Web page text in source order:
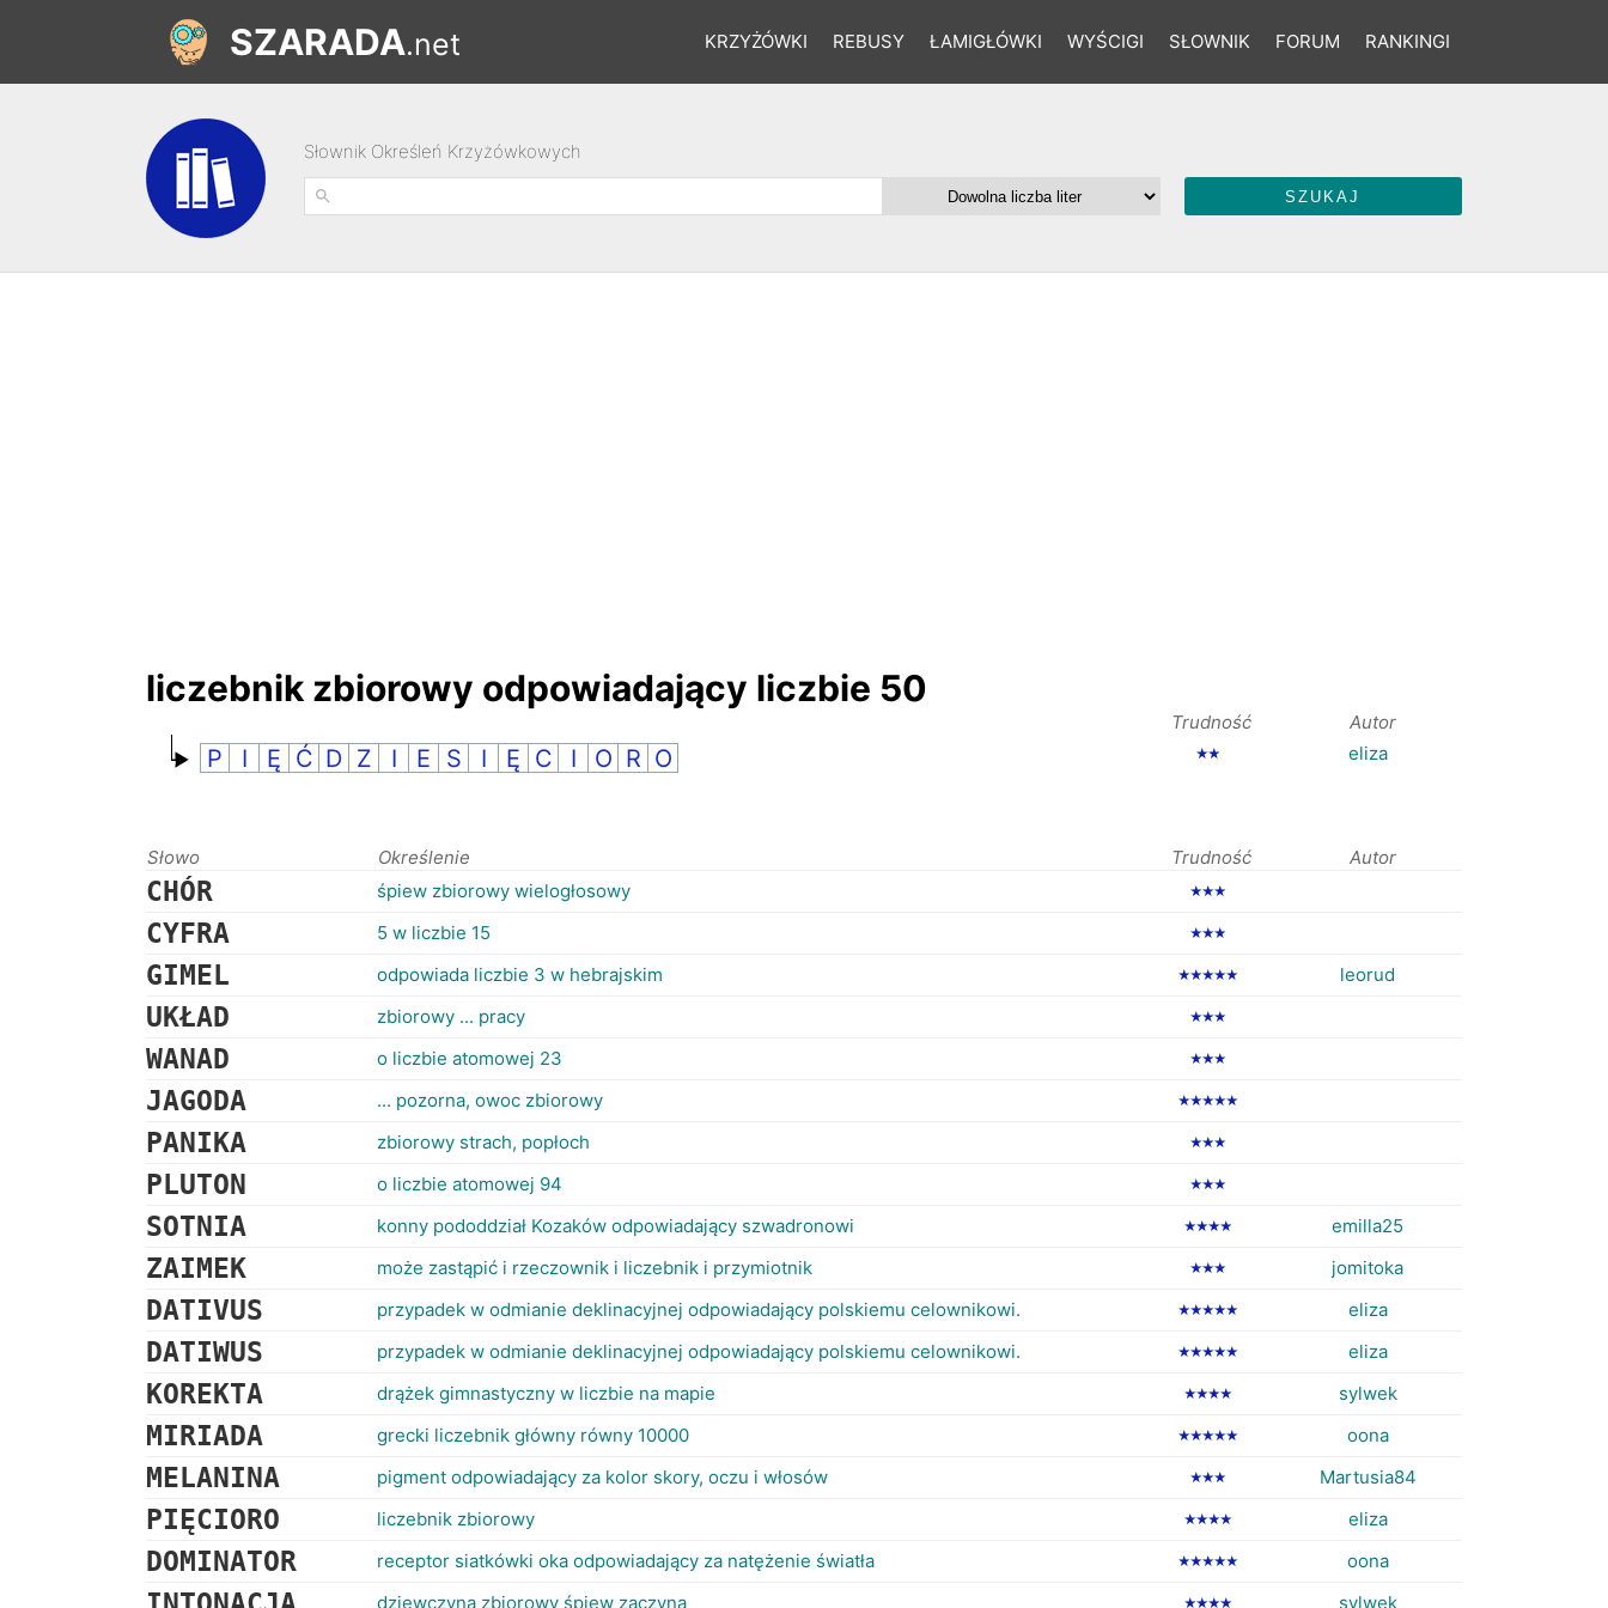
KRZYŻÓWKI REBUSY ŁAMIGŁÓWKI WYŚCIGI SŁOWNIK FORUM RANKINGI
SZARADA.net
Słownik Określeń Krzyżówkowych
liczebnik zbiorowy odpowiadający liczbie 50
Trudność Autor
P I Ę Ć D Z I E S I Ę C I O R O ★★ eliza
Słowo Określenie Trudność Autor
CHÓR śpiew zbiorowy wielogłosowy ★★★
CYFRA 5 w liczbie 15 ★★★
GIMEL odpowiada liczbie 3 w hebrajskim ★★★★★ leorud
UKŁAD zbiorowy ... pracy ★★★
WANAD o liczbie atomowej 23 ★★★
JAGODA ... pozorna, owoc zbiorowy ★★★★★
PANIKA zbiorowy strach, popłoch ★★★
PLUTON o liczbie atomowej 94 ★★★
SOTNIA konny pododdział Kozaków odpowiadający szwadronowi ★★★★ emilla25
ZAIMEK może zastąpić i rzeczownik i liczebnik i przymiotnik ★★★ jomitoka
DATIVUS przypadek w odmianie deklinacyjnej odpowiadający polskiemu celownikowi. ★★★★★ eliza
DATIWUS przypadek w odmianie deklinacyjnej odpowiadający polskiemu celownikowi. ★★★★★ eliza
KOREKTA drążek gimnastyczny w liczbie na mapie ★★★★ sylwek
MIRIADA grecki liczebnik główny równy 10000 ★★★★★ oona
MELANINA pigment odpowiadający za kolor skory, oczu i włosów ★★★ Martusia84
PIĘCIORO liczebnik zbiorowy ★★★★ eliza
DOMINATOR receptor siatkówki oka odpowiadający za natężenie światła ★★★★★ oona
dziewczyna zbiorowy śpiew zaczyna ★★★★ sylwek